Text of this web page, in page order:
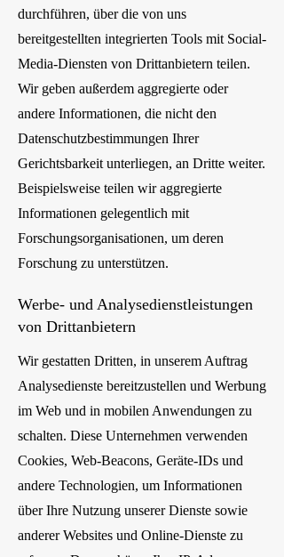
durchführen, über die von uns
bereitgestellten integrierten Tools mit Social-
Media-Diensten von Drittanbietern teilen.
Wir geben außerdem aggregierte oder
andere Informationen, die nicht den
Datenschutzbestimmungen Ihrer
Gerichtsbarkeit unterliegen, an Dritte weiter.
Beispielsweise teilen wir aggregierte
Informationen gelegentlich mit
Forschungsorganisationen, um deren
Forschung zu unterstützen.
Werbe- und Analysedienstleistungen
von Drittanbietern
Wir gestatten Dritten, in unserem Auftrag
Analysedienste bereitzustellen und Werbung
im Web und in mobilen Anwendungen zu
schalten. Diese Unternehmen verwenden
Cookies, Web-Beacons, Geräte-IDs und
andere Technologien, um Informationen
über Ihre Nutzung unserer Dienste sowie
anderer Websites und Online-Dienste zu